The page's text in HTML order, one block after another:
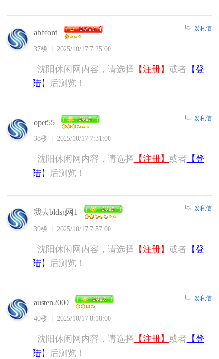
abbford
37楼 2025/10/17 7:25:00
发私信
沈阳休闲网内容，请选择 【注册】 或者 【登
陆】
后浏览！
opet55
38楼 2025/10/17 7:31:00
发私信
沈阳休闲网内容，请选择 【注册】 或者 【登
陆】
后浏览！
我去bldsg网1
39楼 2025/10/17 7:57:00
发私信
沈阳休闲网内容，请选择 【注册】 或者 【登
陆】
后浏览！
austen2000
40楼 2025/10/17 8:18:00
发私信
沈阳休闲网内容，请选择 【注册】 或者 【登
陆】
后浏览！